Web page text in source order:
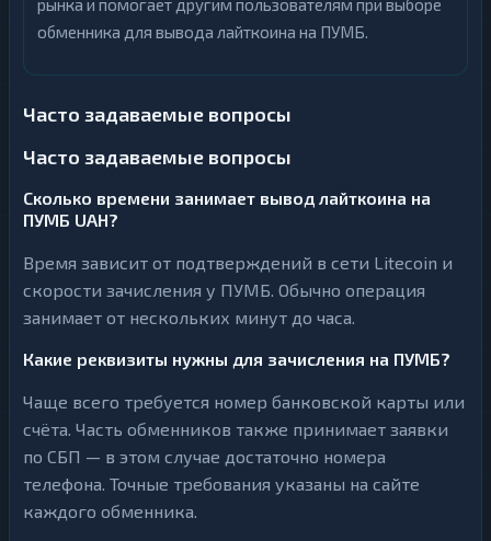
рынка и помогает другим пользователям при выборе
обменника для вывода лайткоина на ПУМБ.
Часто задаваемые вопросы
Часто задаваемые вопросы
Сколько времени занимает вывод лайткоина на
ПУМБ UAH?
Время зависит от подтверждений в сети Litecoin и
скорости зачисления у ПУМБ. Обычно операция
занимает от нескольких минут до часа.
Какие реквизиты нужны для зачисления на ПУМБ?
Чаще всего требуется номер банковской карты или
счёта. Часть обменников также принимает заявки
по СБП — в этом случае достаточно номера
телефона. Точные требования указаны на сайте
каждого обменника.